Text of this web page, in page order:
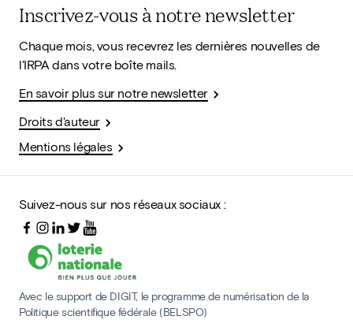
Inscrivez-vous à notre newsletter
Chaque mois, vous recevrez les dernières nouvelles de
l'IRPA dans votre boîte mails.
En savoir plus sur notre newsletter
Droits d'auteur
Mentions légales
Suivez-nous sur nos réseaux sociaux :
Avec le support de DIGIT, le programme de numérisation de la
Politique scientifique fédérale (BELSPO)